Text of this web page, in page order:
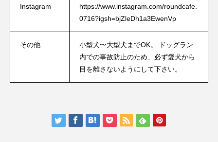
Instagram
https://www.instagram.com/roundcafe.
0716?igsh=bjZleDh1a3EwenVp
その他
小型犬〜大型犬までOK。 ドッグラン
内での事故防止のため、必ず愛犬から
目を離さないようにして下さい。